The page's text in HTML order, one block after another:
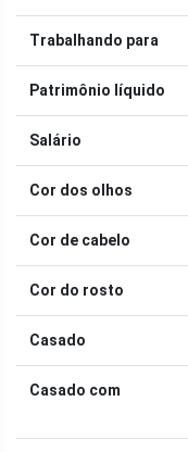
Trabalhando para
Patrimônio líquido
Salário
Cor dos olhos
Cor de cabelo
Cor do rosto
Casado
Casado com